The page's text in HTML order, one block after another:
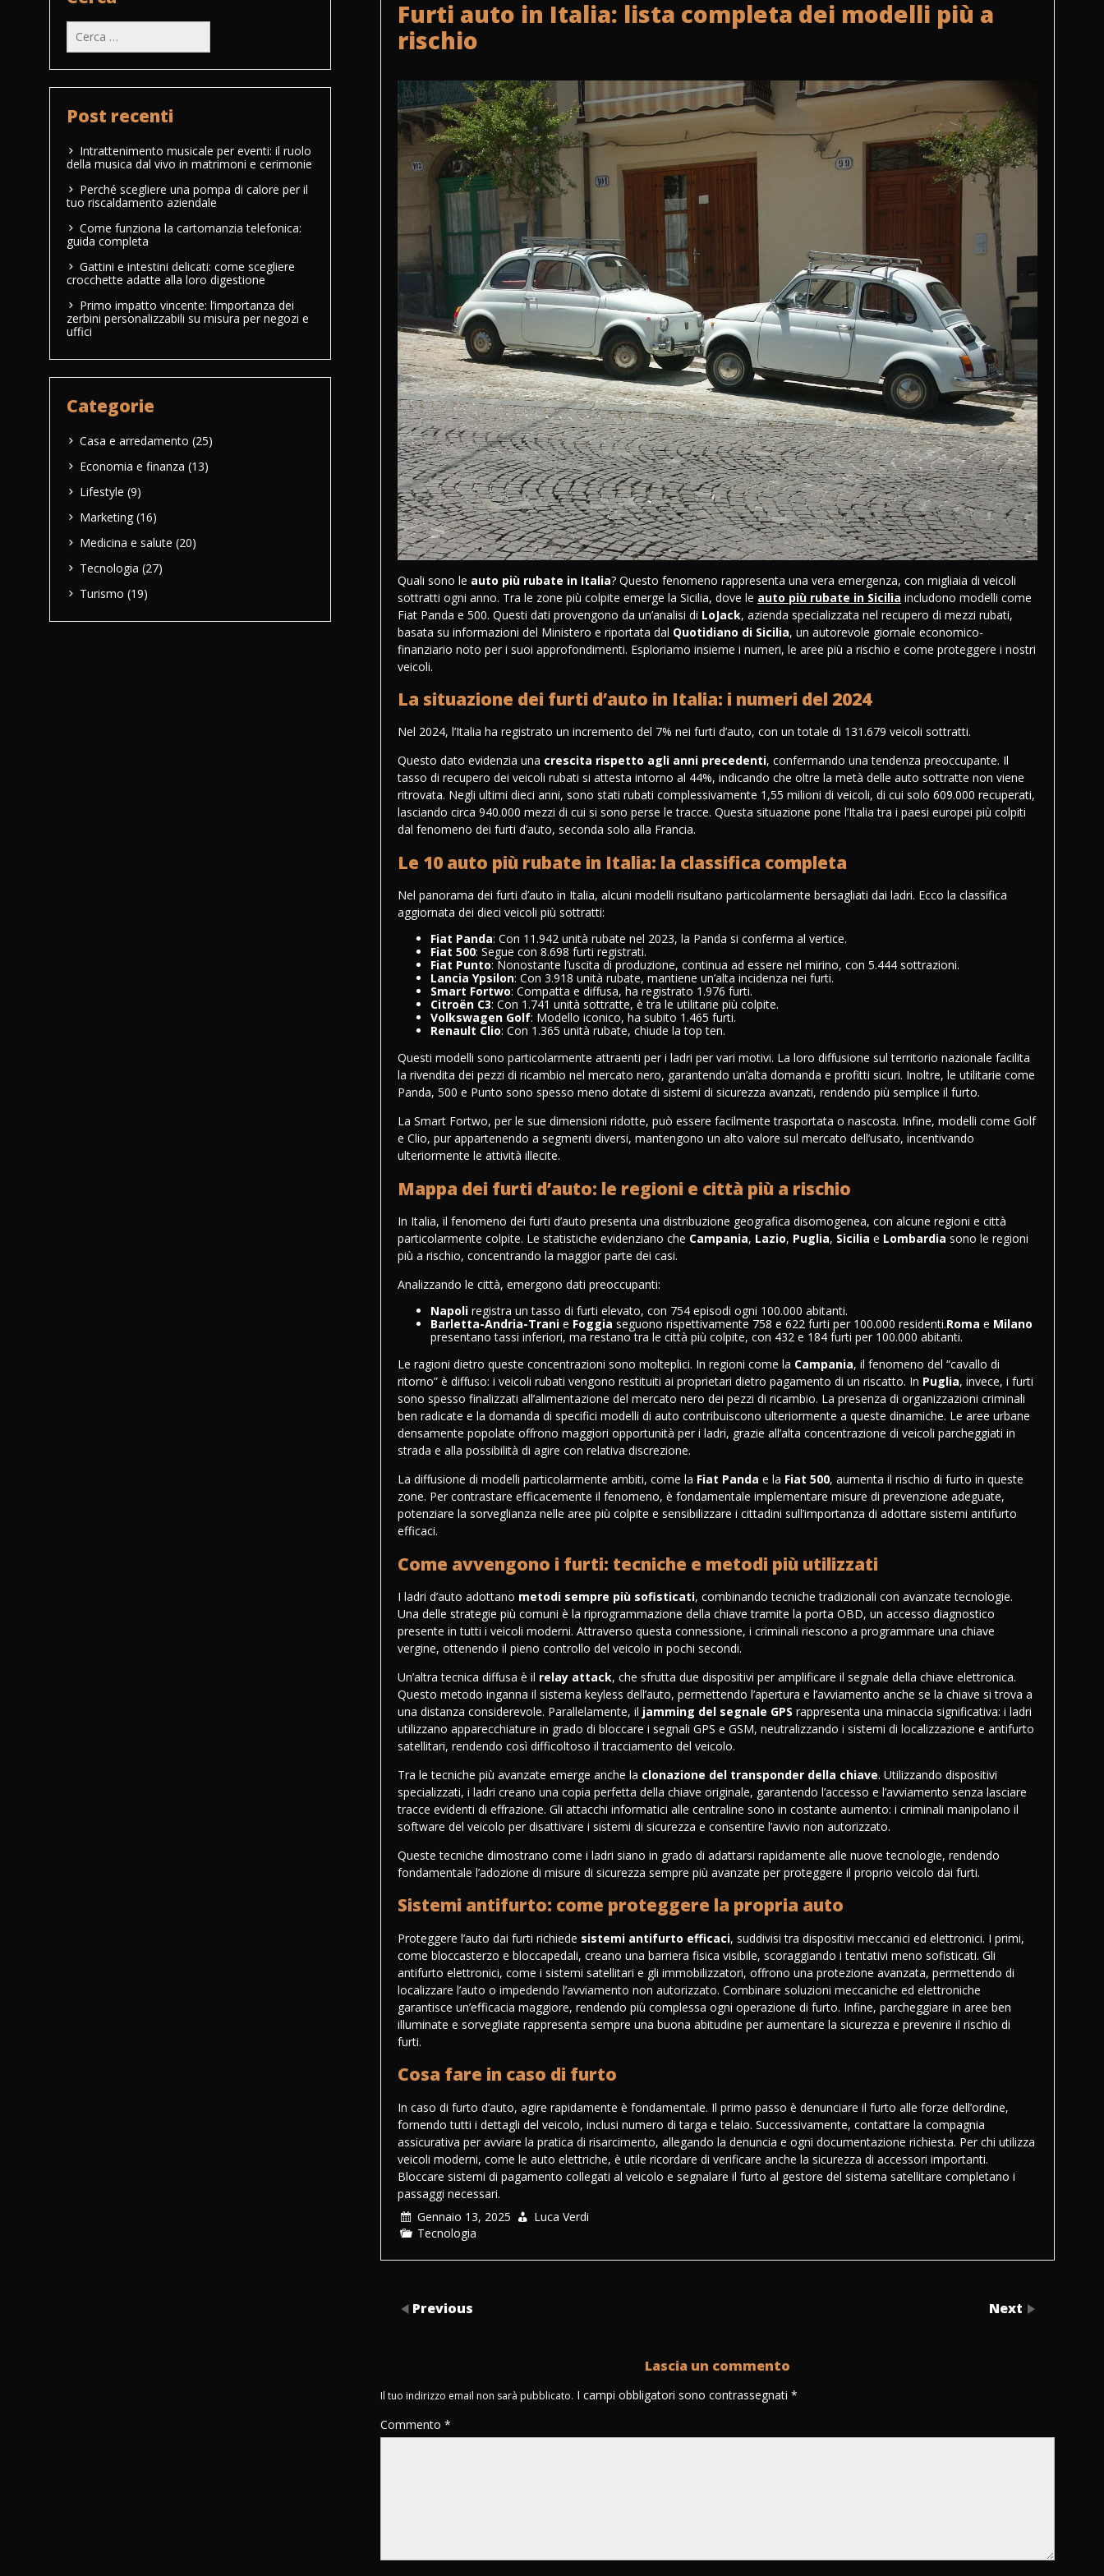
Furti auto in Italia: lista completa dei modelli più a
rischio
Quali sono le auto più rubate in Italia? Questo fenomeno rappresenta una vera emergenza, con migliaia di veicoli
sottratti ogni anno. Tra le zone più colpite emerge la Sicilia, dove le auto più rubate in Sicilia includono modelli come
Fiat Panda e 500. Questi dati provengono da un’analisi di LoJack, azienda specializzata nel recupero di mezzi rubati,
basata su informazioni del Ministero e riportata dal Quotidiano di Sicilia, un autorevole giornale economico-
finanziario noto per i suoi approfondimenti. Esploriamo insieme i numeri, le aree più a rischio e come proteggere i nostri
veicoli.
La situazione dei furti d’auto in Italia: i numeri del 2024
Nel 2024, l’Italia ha registrato un incremento del 7% nei furti d’auto, con un totale di 131.679 veicoli sottratti.
Questo dato evidenzia una crescita rispetto agli anni precedenti, confermando una tendenza preoccupante. Il
tasso di recupero dei veicoli rubati si attesta intorno al 44%, indicando che oltre la metà delle auto sottratte non viene
ritrovata. Negli ultimi dieci anni, sono stati rubati complessivamente 1,55 milioni di veicoli, di cui solo 609.000 recuperati,
lasciando circa 940.000 mezzi di cui si sono perse le tracce. Questa situazione pone l’Italia tra i paesi europei più colpiti
dal fenomeno dei furti d’auto, seconda solo alla Francia.
Le 10 auto più rubate in Italia: la classifica completa
Nel panorama dei furti d’auto in Italia, alcuni modelli risultano particolarmente bersagliati dai ladri. Ecco la classifica
aggiornata dei dieci veicoli più sottratti:
Fiat Panda: Con 11.942 unità rubate nel 2023, la Panda si conferma al vertice.
Fiat 500: Segue con 8.698 furti registrati.
Fiat Punto: Nonostante l’uscita di produzione, continua ad essere nel mirino, con 5.444 sottrazioni.
Lancia Ypsilon: Con 3.918 unità rubate, mantiene un’alta incidenza nei furti.
Smart Fortwo: Compatta e diffusa, ha registrato 1.976 furti.
Citroën C3: Con 1.741 unità sottratte, è tra le utilitarie più colpite.
Volkswagen Golf: Modello iconico, ha subito 1.465 furti.
Renault Clio: Con 1.365 unità rubate, chiude la top ten.
Questi modelli sono particolarmente attraenti per i ladri per vari motivi. La loro diffusione sul territorio nazionale facilita
la rivendita dei pezzi di ricambio nel mercato nero, garantendo un’alta domanda e profitti sicuri. Inoltre, le utilitarie come
Panda, 500 e Punto sono spesso meno dotate di sistemi di sicurezza avanzati, rendendo più semplice il furto.
La Smart Fortwo, per le sue dimensioni ridotte, può essere facilmente trasportata o nascosta. Infine, modelli come Golf
e Clio, pur appartenendo a segmenti diversi, mantengono un alto valore sul mercato dell’usato, incentivando
ulteriormente le attività illecite.
Mappa dei furti d’auto: le regioni e città più a rischio
In Italia, il fenomeno dei furti d’auto presenta una distribuzione geografica disomogenea, con alcune regioni e città
particolarmente colpite. Le statistiche evidenziano che Campania, Lazio, Puglia, Sicilia e Lombardia sono le regioni
più a rischio, concentrando la maggior parte dei casi.
Analizzando le città, emergono dati preoccupanti:
Napoli registra un tasso di furti elevato, con 754 episodi ogni 100.000 abitanti.
Barletta-Andria-Trani e Foggia seguono rispettivamente 758 e 622 furti per 100.000 residenti.Roma e Milano
presentano tassi inferiori, ma restano tra le città più colpite, con 432 e 184 furti per 100.000 abitanti.
Le ragioni dietro queste concentrazioni sono molteplici. In regioni come la Campania, il fenomeno del “cavallo di
ritorno” è diffuso: i veicoli rubati vengono restituiti ai proprietari dietro pagamento di un riscatto. In Puglia, invece, i furti
sono spesso finalizzati all’alimentazione del mercato nero dei pezzi di ricambio. La presenza di organizzazioni criminali
ben radicate e la domanda di specifici modelli di auto contribuiscono ulteriormente a queste dinamiche. Le aree urbane
densamente popolate offrono maggiori opportunità per i ladri, grazie all’alta concentrazione di veicoli parcheggiati in
strada e alla possibilità di agire con relativa discrezione.
La diffusione di modelli particolarmente ambiti, come la Fiat Panda e la Fiat 500, aumenta il rischio di furto in queste
zone. Per contrastare efficacemente il fenomeno, è fondamentale implementare misure di prevenzione adeguate,
potenziare la sorveglianza nelle aree più colpite e sensibilizzare i cittadini sull’importanza di adottare sistemi antifurto
efficaci.
Come avvengono i furti: tecniche e metodi più utilizzati
I ladri d’auto adottano metodi sempre più sofisticati, combinando tecniche tradizionali con avanzate tecnologie.
Una delle strategie più comuni è la riprogrammazione della chiave tramite la porta OBD, un accesso diagnostico
presente in tutti i veicoli moderni. Attraverso questa connessione, i criminali riescono a programmare una chiave
vergine, ottenendo il pieno controllo del veicolo in pochi secondi.
Un’altra tecnica diffusa è il relay attack, che sfrutta due dispositivi per amplificare il segnale della chiave elettronica.
Questo metodo inganna il sistema keyless dell’auto, permettendo l’apertura e l’avviamento anche se la chiave si trova a
una distanza considerevole. Parallelamente, il jamming del segnale GPS rappresenta una minaccia significativa: i ladri
utilizzano apparecchiature in grado di bloccare i segnali GPS e GSM, neutralizzando i sistemi di localizzazione e antifurto
satellitari, rendendo così difficoltoso il tracciamento del veicolo.
Tra le tecniche più avanzate emerge anche la clonazione del transponder della chiave. Utilizzando dispositivi
specializzati, i ladri creano una copia perfetta della chiave originale, garantendo l’accesso e l’avviamento senza lasciare
tracce evidenti di effrazione. Gli attacchi informatici alle centraline sono in costante aumento: i criminali manipolano il
software del veicolo per disattivare i sistemi di sicurezza e consentire l’avvio non autorizzato.
Queste tecniche dimostrano come i ladri siano in grado di adattarsi rapidamente alle nuove tecnologie, rendendo
fondamentale l’adozione di misure di sicurezza sempre più avanzate per proteggere il proprio veicolo dai furti.
Sistemi antifurto: come proteggere la propria auto
Proteggere l’auto dai furti richiede sistemi antifurto efficaci, suddivisi tra dispositivi meccanici ed elettronici. I primi,
come bloccasterzo e bloccapedali, creano una barriera fisica visibile, scoraggiando i tentativi meno sofisticati. Gli
antifurto elettronici, come i sistemi satellitari e gli immobilizzatori, offrono una protezione avanzata, permettendo di
localizzare l’auto o impedendo l’avviamento non autorizzato. Combinare soluzioni meccaniche ed elettroniche
garantisce un’efficacia maggiore, rendendo più complessa ogni operazione di furto. Infine, parcheggiare in aree ben
illuminate e sorvegliate rappresenta sempre una buona abitudine per aumentare la sicurezza e prevenire il rischio di
furti.
Cosa fare in caso di furto
In caso di furto d’auto, agire rapidamente è fondamentale. Il primo passo è denunciare il furto alle forze dell’ordine,
fornendo tutti i dettagli del veicolo, inclusi numero di targa e telaio. Successivamente, contattare la compagnia
assicurativa per avviare la pratica di risarcimento, allegando la denuncia e ogni documentazione richiesta. Per chi utilizza
veicoli moderni, come le auto elettriche, è utile ricordare di verificare anche la sicurezza di accessori importanti.
Bloccare sistemi di pagamento collegati al veicolo e segnalare il furto al gestore del sistema satellitare completano i
passaggi necessari.
Gennaio 13, 2025
Luca Verdi
Tecnologia
Previous Next
Lascia un commento
Il tuo indirizzo email non sarà pubblicato. I campi obbligatori sono contrassegnati*
Commento*
Ricerca
per:
Post recenti
Intrattenimento musicale per eventi: il ruolo
della musica dal vivo in matrimoni e cerimonie
Perché scegliere una pompa di calore per il
tuo riscaldamento aziendale
Come funziona la cartomanzia telefonica:
guida completa
Gattini e intestini delicati: come scegliere
crocchette adatte alla loro digestione
Primo impatto vincente: l’importanza dei
zerbini personalizzabili su misura per negozi e
uffici
Categorie
Casa e arredamento (25)
Economia e finanza (13)
Lifestyle (9)
Marketing (16)
Medicina e salute (20)
Tecnologia (27)
Turismo (19)